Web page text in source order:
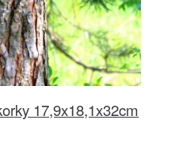
17,9x18,1x32cm